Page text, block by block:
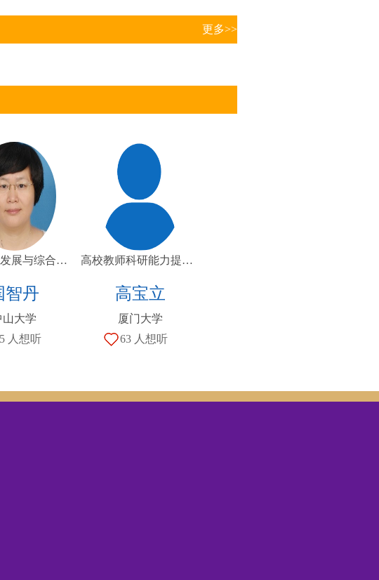
更多>>
高校教师发展与综合素养提升培训
智丹
山大学
人想听
高校教师科研能力提升培训提升培训
高宝立
厦门大学
63 人想听